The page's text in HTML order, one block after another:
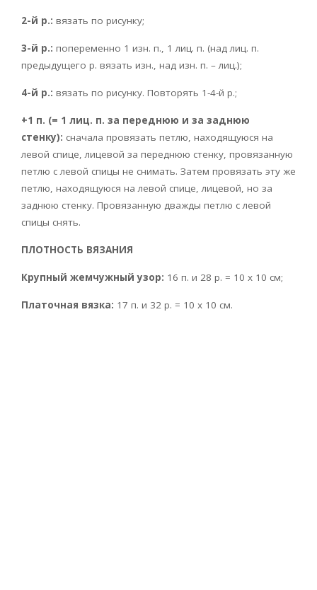
2-й р.: вязать по рисунку;
3-й р.: попеременно 1 изн. п., 1 лиц. п. (над лиц. п.
предыдущего р. вязать изн., над изн. п. – лиц.);
4-й р.: вязать по рисунку. Повторять 1-4-й р.;
+1 п. (= 1 лиц. п. за переднюю и за заднюю
стенку): сначала провязать петлю, находящуюся на
левой спице, лицевой за переднюю стенку, провязанную
петлю с левой спицы не снимать. Затем провязать эту же
петлю, находящуюся на левой спице, лицевой, но за
заднюю стенку. Провязанную дважды петлю с левой
спицы снять.
ПЛОТНОСТЬ ВЯЗАНИЯ
Крупный жемчужный узор: 16 п. и 28 р. = 10 х 10 см;
Платочная вязка: 17 п. и 32 р. = 10 х 10 см.